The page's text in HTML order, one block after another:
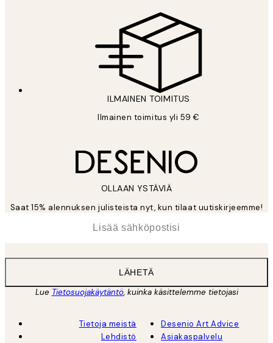
ILMAINEN TOIMITUS
Ilmainen toimitus yli 59 €
OLLAAN YSTÄVIÄ
Saat 15% alennuksen julisteista nyt, kun tilaat uutiskirjeemme!
LÄHETÄ
Lue Tietosuojakäytäntö, kuinka käsittelemme tietojasi
Tietoja meistä
Lehdistö
Desenio Art Advice
Asiakaspalvelu